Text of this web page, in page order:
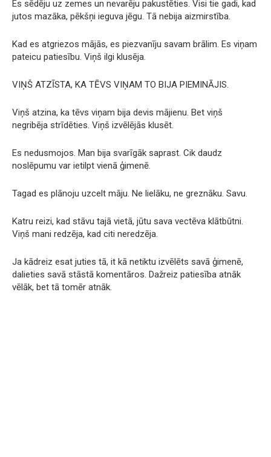
Es sēdēju uz zemes un nevarēju pakustēties. Visi tie gadi, kad
jutos mazāka, pēkšņi ieguva jēgu. Tā nebija aizmirstība.
Kad es atgriezos mājās, es piezvanīju savam brālim. Es viņam
pateicu patiesību. Viņš ilgi klusēja.
VIŅŠ ATZĪSTA, KA TĒVS VIŅAM TO BIJA PIEMINĀJIS.
Viņš atzina, ka tēvs viņam bija devis mājienu. Bet viņš
negribēja strīdēties. Viņš izvēlējās klusēt.
Es nedusmojos. Man bija svarīgāk saprast. Cik daudz
noslēpumu var ietilpt vienā ģimenē.
Tagad es plānoju uzcelt māju. Ne lielāku, ne greznāku. Savu.
Katru reizi, kad stāvu tajā vietā, jūtu sava vectēva klātbūtni.
Viņš mani redzēja, kad citi neredzēja.
Ja kādreiz esat juties tā, it kā netiktu izvēlēts savā ģimenē,
dalieties savā stāstā komentāros. Dažreiz patiesība atnāk
vēlāk, bet tā tomēr atnāk.